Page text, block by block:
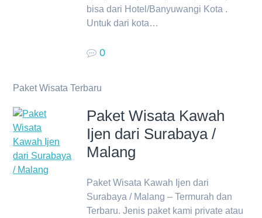
bisa dari Hotel/Banyuwangi Kota .
Untuk dari kota…
0
Paket Wisata Terbaru
Paket Wisata Kawah
Ijen dari Surabaya /
Malang
Paket Wisata Kawah Ijen dari
Surabaya / Malang – Termurah dan
Terbaru. Jenis paket kami private atau